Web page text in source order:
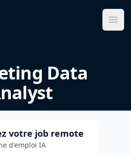
Data
votre job remote
d'emploi IA